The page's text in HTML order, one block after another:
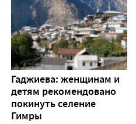
Гаджиева: женщинам и
детям рекомендовано
покинуть селение
Гимры